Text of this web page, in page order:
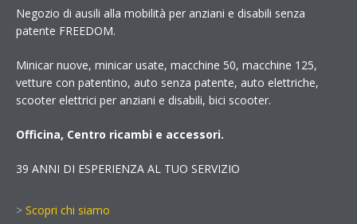
Negozio di ausili alla mobilità per anziani e disabili senza
patente FREEDOM.
Minicar nuove, minicar usate, macchine 50, macchine 125,
vetture con patentino, auto senza patente, auto elettriche,
scooter elettrici per anziani e disabili, bici scooter.
Officina, Centro ricambi e accessori.
39 ANNI DI ESPERIENZA AL TUO SERVIZIO
> Scopri chi siamo